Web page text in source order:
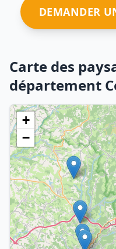
DEMANDER
Carte des
département
+
−